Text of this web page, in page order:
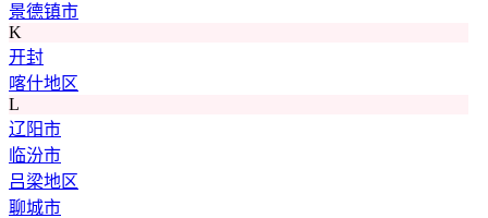
景德镇市
K
开封
喀什地区
L
辽阳市
临汾市
吕梁地区
聊城市